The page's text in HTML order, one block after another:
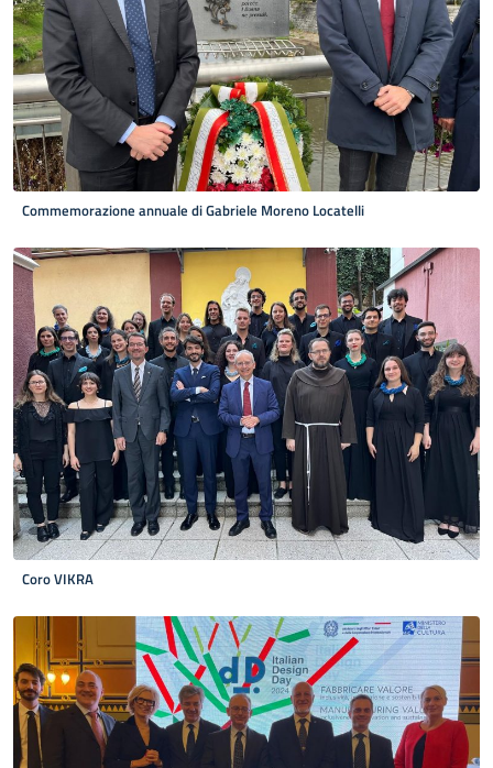
Commemorazione annuale di Gabriele Moreno Locatelli
Coro VIKRA